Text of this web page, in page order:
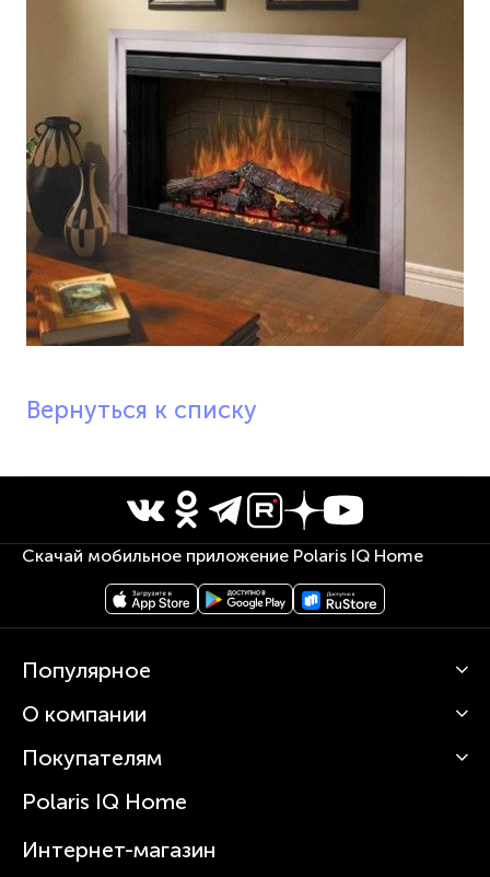
Вернуться к списку
Скачай мобильное приложение Polaris IQ Home
Популярное
Кофемашины
Вертикальные пылесосы
Зубные щетки и ирригаторы
Увлажнители
О компании
О Polaris
Статьи
Покупателям
Сервисные центры
Где купить
Polaris IQ Home
Интернет-магазин